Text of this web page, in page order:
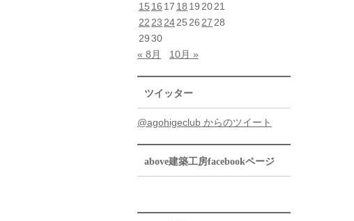
15 16 17 18 19 2021
22 23 2425 26 27 28
2930
« 8月
10月 »
ツイッター
@agohigeclub からのツイート
above建築工房facebookページ